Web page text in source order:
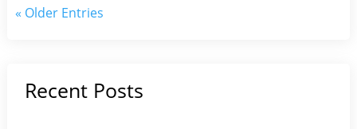
« Older Entries
Recent Posts